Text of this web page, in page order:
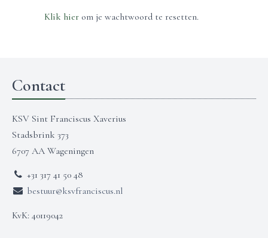
Klik hier om je wachtwoord te resetten.
Contact
KSV Sint Franciscus Xaverius
Stadsbrink 373
6707 AA Wageningen
+31 317 41 50 48
bestuur@ksvfranciscus.nl
KvK: 40119042